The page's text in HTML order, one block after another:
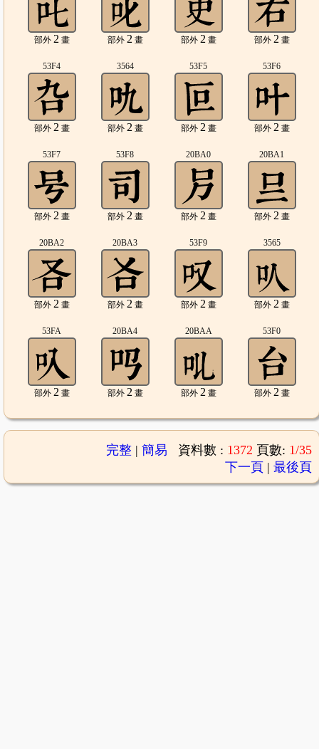
部外 2 畫 部外 2 畫 部外 2 畫 部外 2 畫
53F4
部外 2 畫
3564
部外 2 畫
53F5
部外 2 畫
53F6
部外 2 畫
53F7
部外 2 畫
53F8
部外 2 畫
20BA0
部外 2 畫
20BA1
部外 2 畫
20BA2
部外 2 畫
20BA3
部外 2 畫
53F9
部外 2 畫
3565
部外 2 畫
53FA
部外 2 畫
20BA4
部外 2 畫
20BAA
部外 2 畫
53F0
部外 2 畫
完整| 簡易 資料數 : 1372 頁數: 1/35
下一頁| 最後頁